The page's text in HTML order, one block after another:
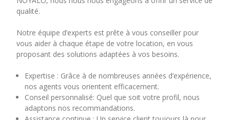
qualité.
Notre équipe d’experts est prête à vous conseiller pour
vous aider à chaque étape de votre location, en vous
proposant des solutions adaptées à vos besoins.
Expertise : Grâce à de nombreuses années d’expérience,
nos agents vous orientent efficacement.
Conseil personnalisé: Quel que soit votre profil, nous
adaptons nos recommandations.